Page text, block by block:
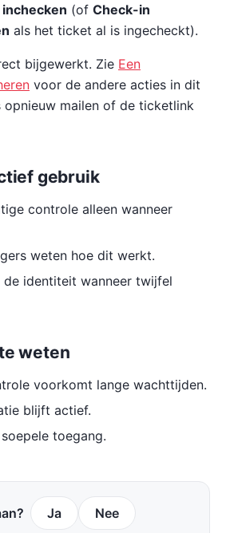
(of Check-in
als het ticket al is ingecheckt).
bijgewerkt. Zie Een
voor de andere acties in dit
opnieuw mailen of de ticketlink
gebruik
controle alleen wanneer
weten hoe dit werkt.
identiteit wanneer twijfel
weten
voorkomt lange wachttijden.
blijft actief.
toegang.
Ja Nee